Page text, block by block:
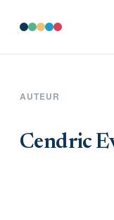
AUTEUR
Cendric